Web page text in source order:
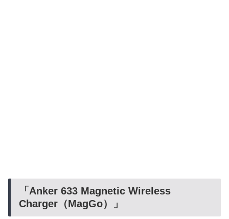
「Anker 633 Magnetic Wireless
Charger（MagGo）」